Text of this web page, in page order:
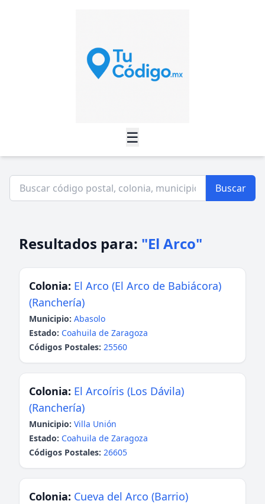
☰
Buscar
Resultados para: "El Arco"
Colonia: El Arco (El Arco de Babiácora)
(Ranchería)
Municipio: Abasolo
Estado: Coahuila de Zaragoza
Códigos Postales: 25560
Colonia: El Arcoíris (Los Dávila)
(Ranchería)
Municipio: Villa Unión
Estado: Coahuila de Zaragoza
Códigos Postales: 26605
Colonia: Cueva del Arco (Barrio)